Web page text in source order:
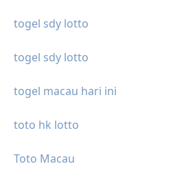
togel sdy lotto
togel sdy lotto
togel macau hari ini
toto hk lotto
Toto Macau